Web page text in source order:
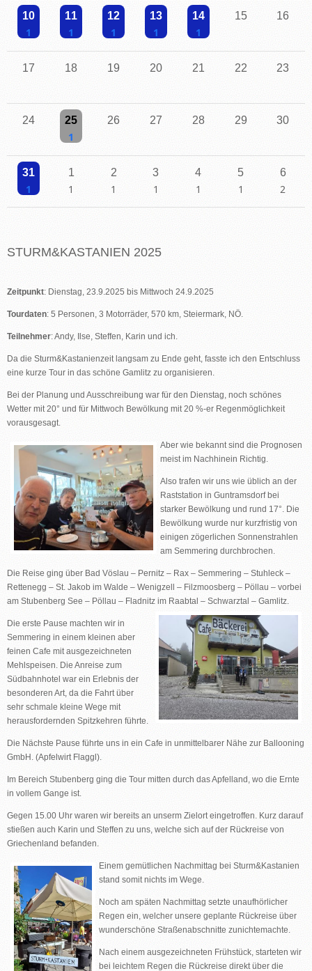
Einzelne Veranstaltung
10 11 12 13 14 15 16
17 18 19 20 21 22 23
24 25 26 27 28 29 30
31 1 2 3 4 5 6
STURM&KASTANIEN 2025
Zeitpunkt: Dienstag, 23.9.2025 bis Mittwoch 24.9.2025
Tourdaten: 5 Personen, 3 Motorräder, 570 km, Steiermark, NÖ.
Teilnehmer: Andy, Ilse, Steffen, Karin und ich.
Da die Sturm&Kastanienzeit langsam zu Ende geht, fasste ich den Entschluss
eine kurze Tour in das schöne Gamlitz zu organisieren.
Bei der Planung und Ausschreibung war für den Dienstag, noch schönes
Wetter mit 20° und für Mittwoch Bewölkung mit 20 %-er Regenmöglichkeit
vorausgesagt.
Aber wie bekannt sind die Prognosen
meist im Nachhinein Richtig.
Also trafen wir uns wie üblich an der
Raststation in Guntramsdorf bei
starker Bewölkung und rund 17°. Die
Bewölkung wurde nur kurzfristig von
einigen zögerlichen Sonnenstrahlen
am Semmering durchbrochen.
Die Reise ging über Bad Vöslau – Pernitz – Rax – Semmering – Stuhleck –
Rettenegg – St. Jakob im Walde – Wenigzell – Filzmoosberg – Pöllau – vorbei
am Stubenberg See – Pöllau – Fladnitz im Raabtal – Schwarztal – Gamlitz.
Die erste Pause machten wir in
Semmering in einem kleinen aber
feinen Cafe mit ausgezeichneten
Mehlspeisen. Die Anreise zum
Südbahnhotel war ein Erlebnis der
besonderen Art, da die Fahrt über
sehr schmale kleine Wege mit
herausfordernden Spitzkehren führte.
Die Nächste Pause führte uns in ein Cafe in unmittelbarer Nähe zur Ballooning
GmbH. (Apfelwirt Flaggl).
Im Bereich Stubenberg ging die Tour mitten durch das Apfelland, wo die Ernte
in vollem Gange ist.
Gegen 15.00 Uhr waren wir bereits an unserm Zielort eingetroffen. Kurz darauf
stießen auch Karin und Steffen zu uns, welche sich auf der Rückreise von
Griechenland befanden.
Einem gemütlichen Nachmittag bei Sturm&Kastanien
stand somit nichts im Wege.
Noch am späten Nachmittag setzte unaufhörlicher
Regen ein, welcher unsere geplante Rückreise über
wunderschöne Straßenabschnitte zunichtemachte.
Nach einem ausgezeichneten Frühstück, starteten wir
bei leichtem Regen die Rückreise direkt über die